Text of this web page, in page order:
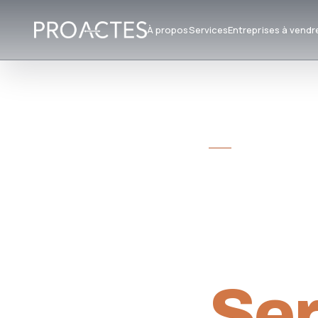
À proposServicesEntreprises à
CABINET DE